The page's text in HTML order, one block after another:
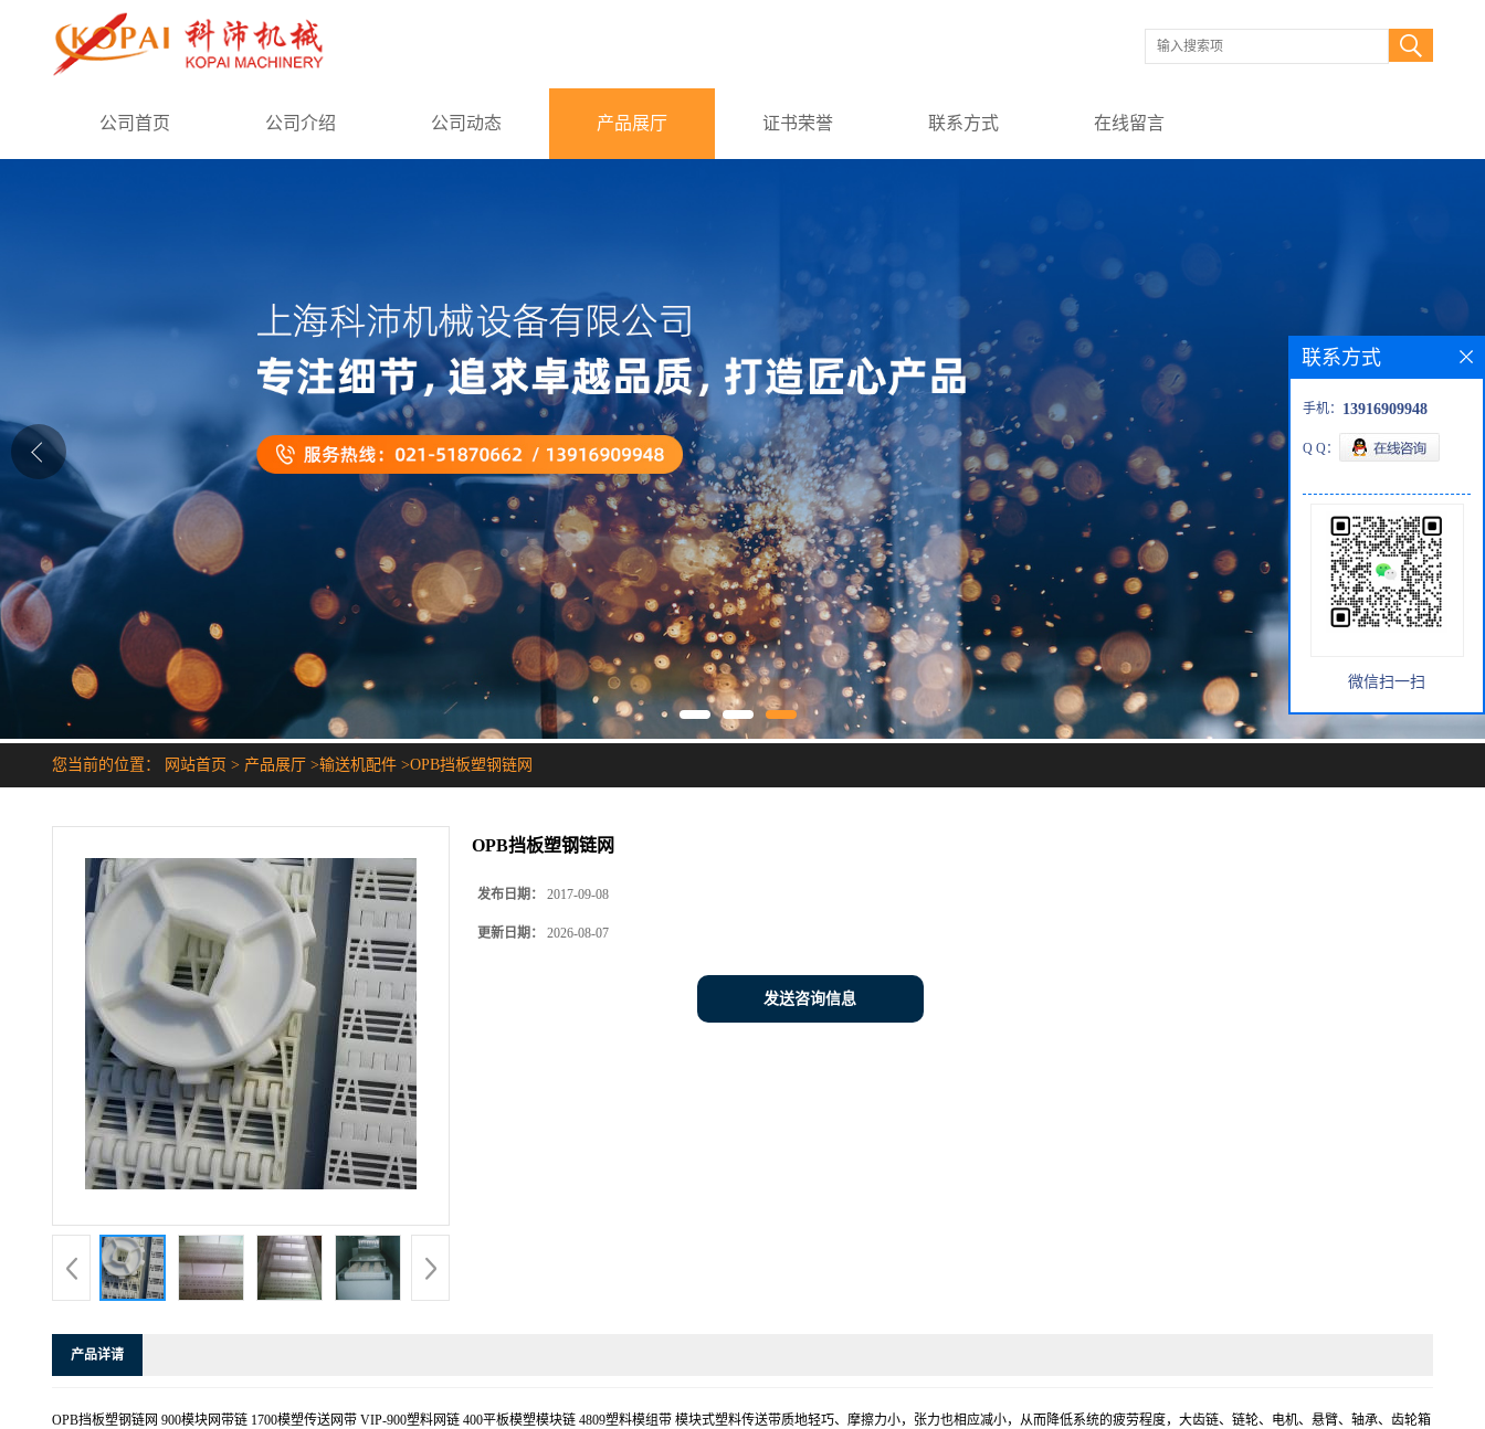
公司首页
公司首页 公司介绍 公司动态 产品展厅 证书荣誉 联系方式 在线留言
您当前的位置： 网站首页 > 产品展厅 >输送机配件 >OPB挡板塑钢链网
OPB挡板塑钢链网
发布日期： 2017-09-08
更新日期： 2026-08-07
发送咨询信息
产品详请
OPB挡板塑钢链网 900模块网带链 1700模塑传送网带 VIP-900塑料网链 400平板模塑模块链 4809塑料模组带 模块式塑料传送带质地轻巧、摩擦力小，张力也相应减小，从而降低系统的疲劳程度，大齿链、链轮、电机、悬臂、轴承、齿轮箱
联系方式
手机： 13916909948
Q Q：
微信扫一扫